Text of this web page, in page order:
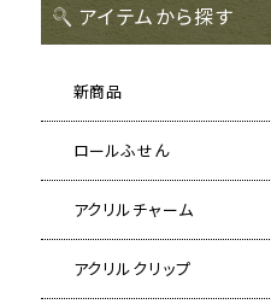
アイテムから探す
新商品
ロールふせん
アクリルチャーム
アクリルクリップ